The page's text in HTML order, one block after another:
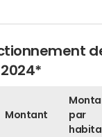
Montant
par